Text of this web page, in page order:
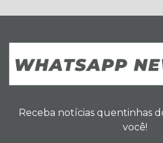
Receba notícias quentinhas
você!